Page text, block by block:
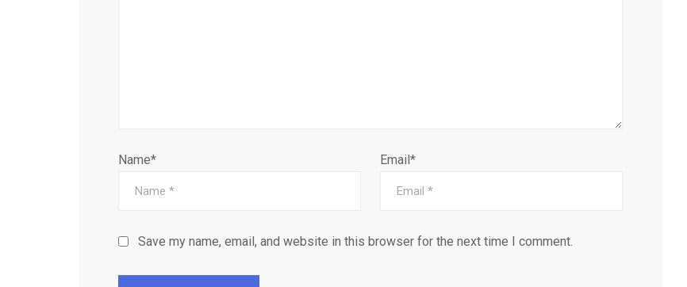
Name* Email*
Save my name, email, and website in this browser for the next time I comment.